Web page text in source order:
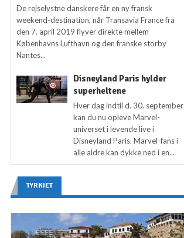
De rejselystne danskere får en ny fransk
weekend-destination, når Transavia France fra
den 7. april 2019 flyver direkte mellem
Københavns Lufthavn og den franske storby
Nantes...
Disneyland Paris hylder
superheltene
Hver dag indtil d. 30. september
kan du nu opleve Marvel-
universet i levende live i
Disneyland Paris. Marvel-fans i
alle aldre kan dykke ned i en...
TYRKIET